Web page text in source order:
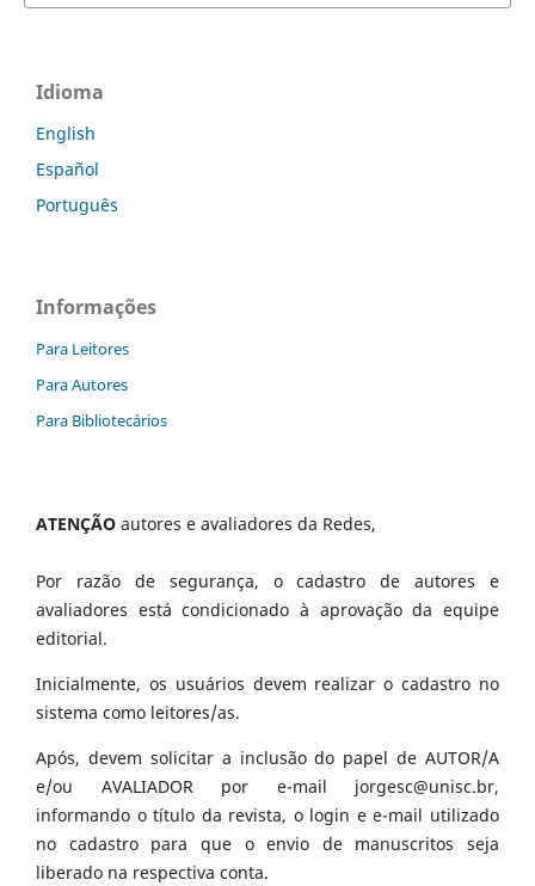
Idioma
English
Español
Português
Informações
Para Leitores
Para Autores
Para Bibliotecários
ATENÇÃO autores e avaliadores da Redes,
Por razão de segurança, o cadastro de autores e
avaliadores está condicionado à aprovação da equipe
editorial.
Inicialmente, os usuários devem realizar o cadastro no
sistema como leitores/as.
Após, devem solicitar a inclusão do papel de AUTOR/A
e/ou AVALIADOR por e-mail jorgesc@unisc.br,
informando o título da revista, o login e e-mail utilizado
no cadastro para que o envio de manuscritos seja
liberado na respectiva conta.